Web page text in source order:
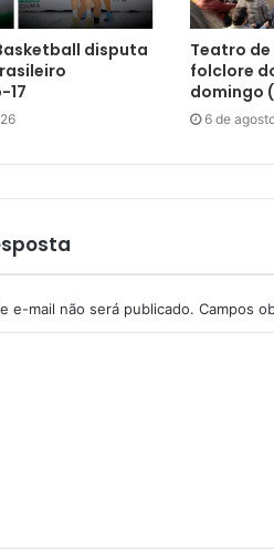
disputa
17
Teatro
folclore
domingo
6 de
e-mail não será publicado. Campos